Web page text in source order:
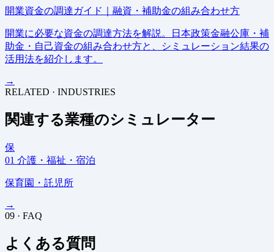
開業資金の調達ガイド｜融資・補助金の組み合わせ方
開業に必要な資金の調達方法を解説。日本政策金融公庫・補
助金・自己資金の組み合わせ方と、シミュレーション結果の
活用法を紹介します。
→
RELATED · INDUSTRIES
関連する業種のシミュレーター
保
01 介護・福祉・宿泊
保育園・託児所
→
09 · FAQ
よくある質問